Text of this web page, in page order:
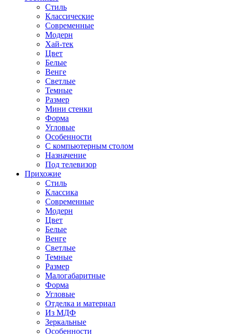
Стиль
Классические
Современные
Модерн
Хай-тек
Цвет
Белые
Венге
Светлые
Темные
Размер
Мини стенки
Форма
Угловые
Особенности
С компьютерным столом
Назначение
Под телевизор
Прихожие
Стиль
Классика
Современные
Модерн
Цвет
Белые
Венге
Светлые
Темные
Размер
Малогабаритные
Форма
Угловые
Отделка и материал
Из МДФ
Зеркальные
Особенности